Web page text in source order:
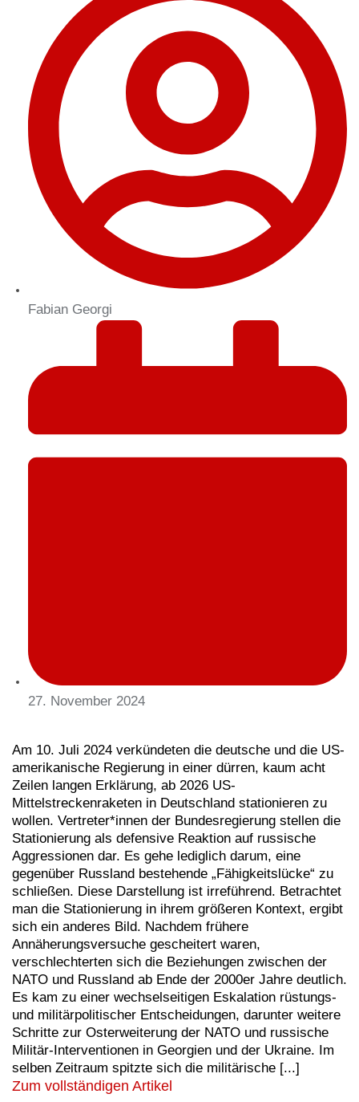
Fabian Georgi
27. November 2024
Am 10. Juli 2024 verkündeten die deutsche und die US-
amerikanische Regierung in einer dürren, kaum acht
Zeilen langen Erklärung, ab 2026 US-
Mittelstreckenraketen in Deutschland stationieren zu
wollen. Vertreter*innen der Bundesregierung stellen die
Stationierung als defensive Reaktion auf russische
Aggressionen dar. Es gehe lediglich darum, eine
gegenüber Russland bestehende „Fähigkeitslücke“ zu
schließen. Diese Darstellung ist irreführend. Betrachtet
man die Stationierung in ihrem größeren Kontext, ergibt
sich ein anderes Bild. Nachdem frühere
Annäherungsversuche gescheitert waren,
verschlechterten sich die Beziehungen zwischen der
NATO und Russland ab Ende der 2000er Jahre deutlich.
Es kam zu einer wechselseitigen Eskalation rüstungs-
und militärpolitischer Entscheidungen, darunter weitere
Schritte zur Osterweiterung der NATO und russische
Militär-Interventionen in Georgien und der Ukraine. Im
selben Zeitraum spitzte sich die militärische [...]
Zum vollständigen Artikel